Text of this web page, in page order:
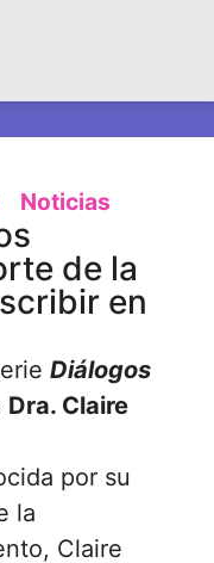
Noticias
de la
en
Diálogos
Dra. Claire
por su
la
Claire